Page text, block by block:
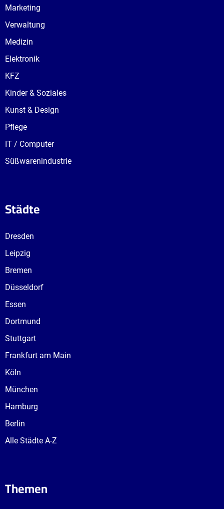
Marketing
Verwaltung
Medizin
Elektronik
KFZ
Kinder & Soziales
Kunst & Design
Pflege
IT / Computer
Süßwarenindustrie
Städte
Dresden
Leipzig
Bremen
Düsseldorf
Essen
Dortmund
Stuttgart
Frankfurt am Main
Köln
München
Hamburg
Berlin
Alle Städte A-Z
Themen